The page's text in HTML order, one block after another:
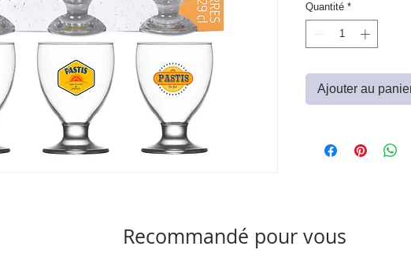
Quantité *
Ajouter au
Recommandé pour vous